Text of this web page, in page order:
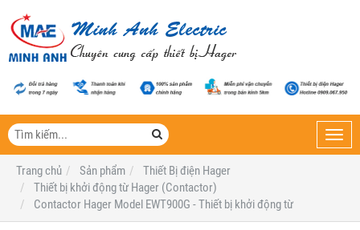
Trang chủ
Sản phẩm
Thiết Bị điện Hager
Thiết bị khởi động từ Hager (Contactor)
Contactor Hager Model EWT900G - Thiết bị khởi động từ